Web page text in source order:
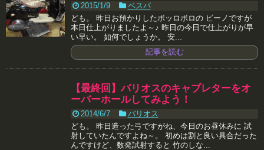
2015/1/9
ベスパ
ども。 昨日お預かりしたボッロボロの ビーノですが
本日仕上がりましたよ～♪ 昨日の今日で仕上がりが早
い早い。 如何でしょうか。 安...
記事を読む
【最終回】バリオスのキャブレターをオ
ーバーホールしてみよう！
2014/6/7
バリオス
ども。 昨日造った弓ですがね、今日のお昼休みに 試
射していたんですよね～。 初めは割と良い具合だった
んですけど、数発試射すると 竹のしな...